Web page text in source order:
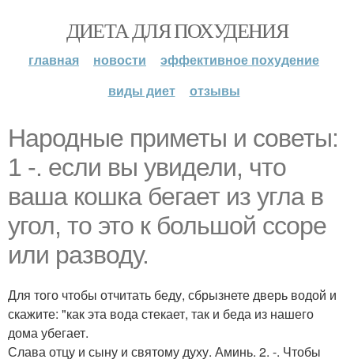
ДИЕТА ДЛЯ ПОХУДЕНИЯ
главная новости
эффективное похудение
виды диет
отзывы
Народные приметы и советы:
1 -. если вы увидели, что
ваша кошка бегает из угла в
угол, то это к большой ссоре
или разводу.
Для того чтобы отчитать беду, сбрызнете дверь водой и
скажите: "как эта вода стекает, так и беда из нашего
дома убегает.
Слава отцу и сыну и святому духу. Аминь. 2. -. Чтобы